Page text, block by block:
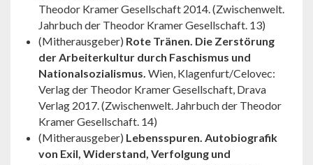
Theodor Kramer Gesellschaft 2014. (Zwischenwelt.
Jahrbuch der Theodor Kramer Gesellschaft. 13)
(Mitherausgeber) Rote Tränen. Die Zerstörung
der Arbeiterkultur durch Faschismus und
Nationalsozialismus. Wien, Klagenfurt/Celovec:
Verlag der Theodor Kramer Gesellschaft, Drava
Verlag 2017. (Zwischenwelt. Jahrbuch der Theodor
Kramer Gesellschaft. 14)
(Mitherausgeber) Lebensspuren. Autobiografik
von Exil, Widerstand, Verfolgung und